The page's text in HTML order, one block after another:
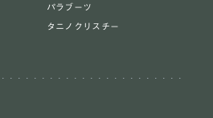
パラブーツ
タニノクリスチー